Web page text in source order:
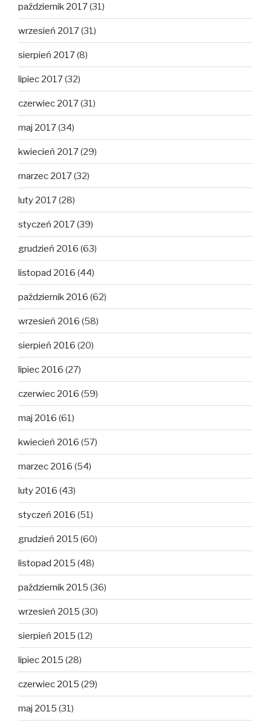
październik 2017(31)
wrzesień 2017(31)
sierpień 2017(8)
lipiec 2017(32)
czerwiec 2017(31)
maj 2017(34)
kwiecień 2017(29)
marzec 2017(32)
luty 2017(28)
styczeń 2017(39)
grudzień 2016 (63)
listopad 2016 (44)
październik 2016 (62)
wrzesień 2016 (58)
sierpień 2016 (20)
lipiec 2016 (27)
czerwiec 2016 (59)
maj 2016 (61)
kwiecień 2016 (57)
marzec 2016 (54)
luty 2016 (43)
styczeń 2016 (51)
grudzień 2015 (60)
listopad 2015 (48)
październik 2015 (36)
wrzesień 2015 (30)
sierpień 2015 (12)
lipiec 2015 (28)
czerwiec 2015 (29)
maj 2015 (31)